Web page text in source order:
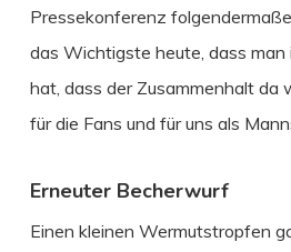
Pressekonferenz
das Wichtigste heute, dass
hat, dass der Zusammenhalt da
für die Fans und für uns als
Erneuter Becherwurf
Einen kleinen Wermutstropfen